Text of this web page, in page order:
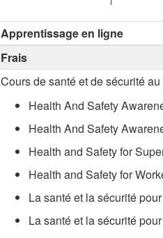
Apprentissage en ligne
Frais
Cours de santé et de sécurité
Health And Safety
Health And Safety
Health and Safety for
Health and Safety for
La santé et la sécurité
La santé et la sécurité